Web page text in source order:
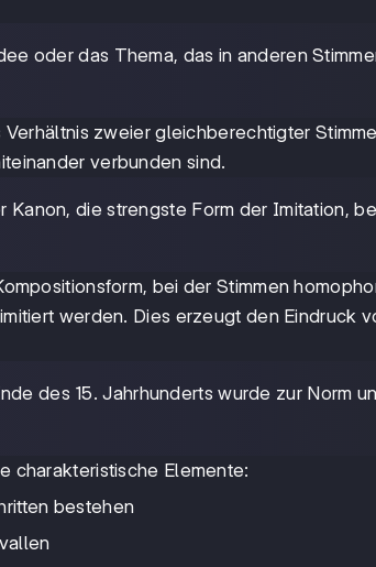
oder das Thema, das in anderen
zweier gleichberechtigter
verbunden sind.
Kanon, die strengste Form der Imitation,
bei der Stimmen
werden. Dies erzeugt den Eindruck
des 15. Jahrhunderts wurde zur Norm
charakteristische Elemente:
bestehen